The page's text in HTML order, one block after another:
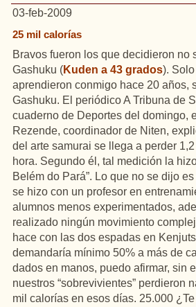
03-feb-2009
25 mil calorías
Bravos fueron los que decidieron no
Gashuku (Kuden a 43 grados).
aprendieron conmigo hace 20 años,
Gashuku. El periódico A Tribuna de
cuaderno de Deportes del domingo,
Rezende, coordinador de Niten,
del arte samurai se llega a perder
hora. Segundo él, tal medición la
Belém do Pará”. Lo que no se dijo
se hizo con un profesor en
alumnos menos experimentados,
realizado ningún movimiento
hace con las dos espadas en
demandaría mínimo 50% a más de
dados en manos, puedo afirmar, sin
nuestros “sobrevivientes” perdieron
mil calorías en esos días. 25.000